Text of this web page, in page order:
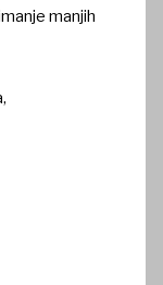
manjih